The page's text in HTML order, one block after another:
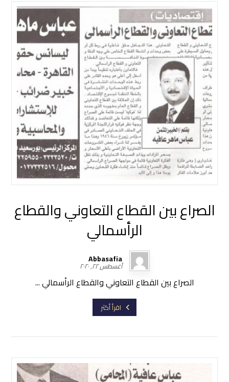
الصراع بين القطاع التعاوني والقطاع
الرأسمالي
Abbasafia
أغسطس ٢٢, ٢٠٢٠
الصراع بين القطاع التعاوني والقطاع الرأسمالي ...
اقرأ أكثر